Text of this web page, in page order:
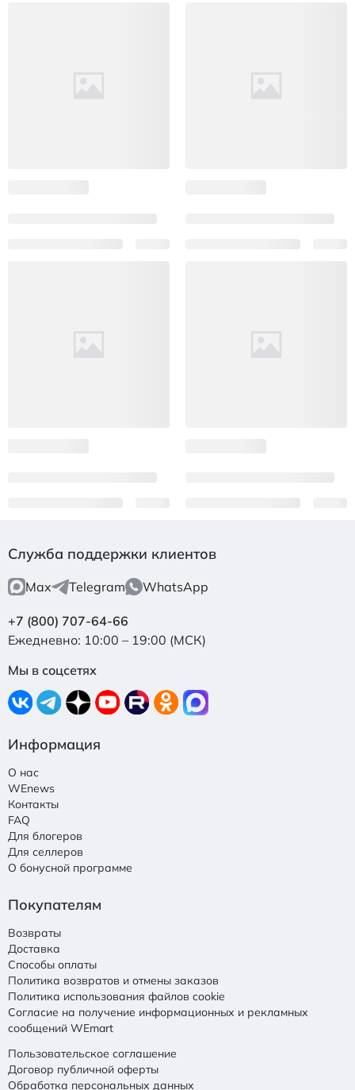
Служба поддержки клиентов
Max Telegram WhatsApp
+7 (800) 707-64-66
Ежедневно: 10:00 – 19:00 (МСК)
Мы в соцсетях
Информация
О нас
WEnews
Контакты
FAQ
Для блогеров
Для селлеров
О бонусной программе
Покупателям
Возвраты
Доставка
Способы оплаты
Политика возвратов и отмены заказов
Политика использования файлов cookie
Согласие на получение информационных и рекламных
сообщений WEmart
Пользовательское соглашение
Договор публичной оферты
Обработка персональных данных